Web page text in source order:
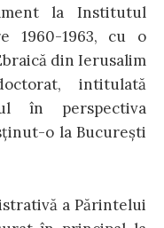
la Institutul
1960-1963, cu o
din Ierusalim
intitulată
în perspectiva
o la București
a Părintelui